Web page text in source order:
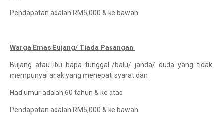
Pendapatan adalah RM5,000 & ke bawah
Warga Emas Bujang/ Tiada Pasangan
Bujang atau ibu bapa tunggal /balu/ janda/ duda yang tidak
mempunyai anak yang menepati syarat dan
Had umur adalah 60 tahun & ke atas
Pendapatan adalah RM5,000 & ke bawah